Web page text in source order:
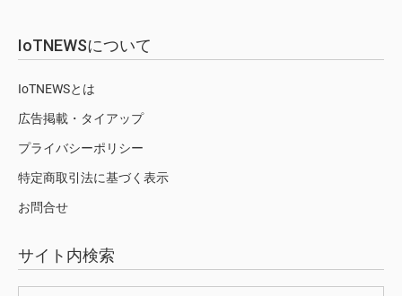
IoTNEWSについて
IoTNEWSとは
広告掲載・タイアップ
プライバシーポリシー
特定商取引法に基づく表示
お問合せ
サイト内検索